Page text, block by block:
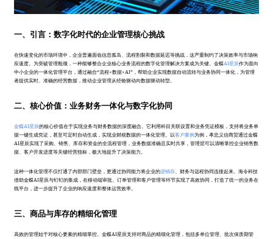
一、引言：数字化时代的企业管理核心挑战
在快速变化的市场环境中，企业普遍面临信息孤岛、流程割裂和数据延迟等挑战，这严重制约了决策效率与市场响
应速度。为突破管理瓶颈，一种能够整合企业核心业务流程的数字化管理解决方案成为关键。金蝶AI星辰作为面向
中小企业的一体化管理平台，通过融合“流程×数据×AI”，帮助企业实现数据自动流转与业务协同一体化，为管理
者提供实时、准确的经营数据，推动企业管理从经验驱动向数据驱动转型。
二、核心价值：业务财务一体化与数字化协同
金蝶AI星辰的核心价值在于实现业务与财务数据的深度融合。它利用科目关联设置和业务凭证模板，支持将业务单
据一键生成凭证，甚至可定时自动生成，实现业财税数据的一体化管理。以客户案例为例，孝忠义信商贸通过金蝶
AI星辰实现了采购、销售、库存和资金的全流程管理，业务数据准确且实时共享，管理层可以清晰掌控企业销售数
据、客户开发进度等关键经营指标，极大地提升了决策能力。
这种一体化管理不仅打通了内部部门壁垒，更通过协同能力将企业的进销存、财务与远程协同连接起来。海令科技
借助金蝶AI星辰与钉钉的集成，在移动端审批、订单管理和客户管理等环节实现了高效协同，打造了统一的业务在
线平台，进一步提升了企业的响应速度和整体运营效率。
三、商品与库存的精细化管理
高效的管理始于对核心要素的精细掌控。金蝶AI星辰支持对商品的精细化管理，包括多单位管理、批次保质期管